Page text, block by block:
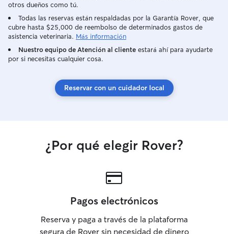
otros dueños como tú.
Todas las reservas están respaldadas por la Garantía Rover, que
cubre hasta $25,000 de reembolso de determinados gastos de
asistencia veterinaria. Más información
Nuestro equipo de Atención al cliente estará ahí para ayudarte
por si necesitas cualquier cosa.
Reservar con un cuidador local
¿Por qué elegir Rover?
Pagos electrónicos
Reserva y paga a través de la plataforma
segura de Rover sin necesidad de dinero